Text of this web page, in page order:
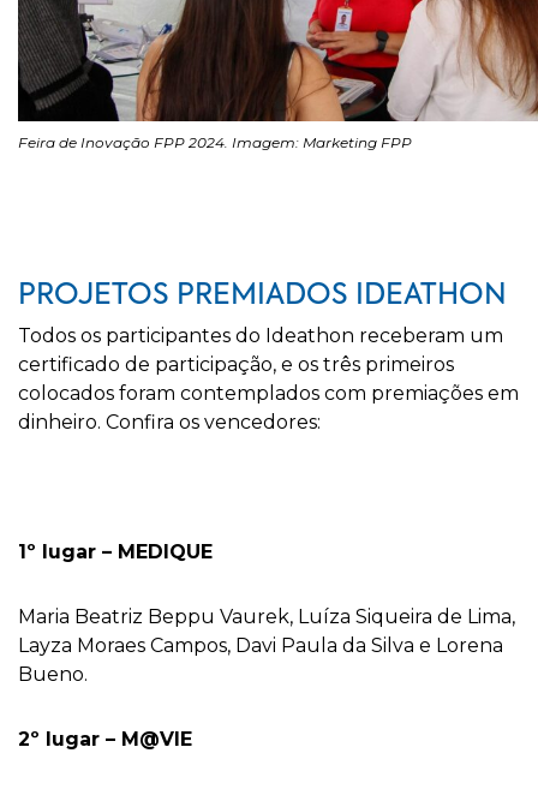
Feira de Inovação FPP 2024. Imagem: Marketing FPP
PROJETOS PREMIADOS IDEATHON
Todos os participantes do Ideathon receberam um
certificado de participação, e os três primeiros
colocados foram contemplados com premiações em
dinheiro. Confira os vencedores:
1º lugar – MEDIQUE
Maria Beatriz Beppu Vaurek, Luíza Siqueira de Lima,
Layza Moraes Campos, Davi Paula da Silva e Lorena
Bueno.
2º lugar – M@VIE